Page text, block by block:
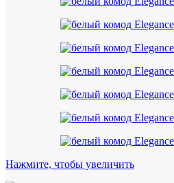
Нажмите, чтобы увеличить